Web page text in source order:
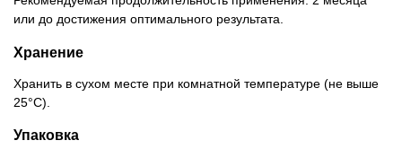
или до достижения оптимального результата.
Хранение
Хранить в сухом месте при комнатной температуре (не выше
25°C).
Упаковка